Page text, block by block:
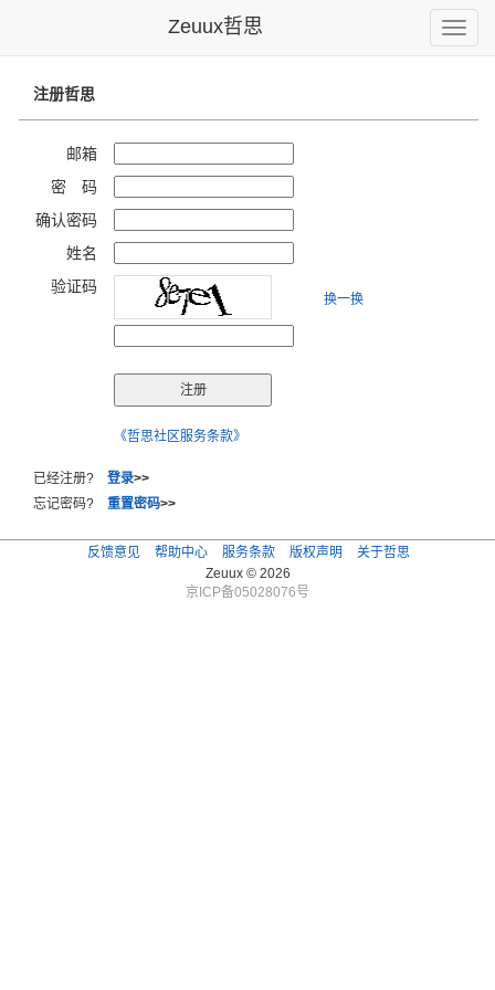
Toggle
Zeuux哲思
注册哲思
邮箱
密 码
确认密码
姓名
验证码
换一换
《哲思社区服务条款》
已经注册? 登录>>
忘记密码? 重置密码>>
反馈意见 帮助中心 服务条款 版权声明
关于哲思
Zeuux © 2026
京ICP备05028076号